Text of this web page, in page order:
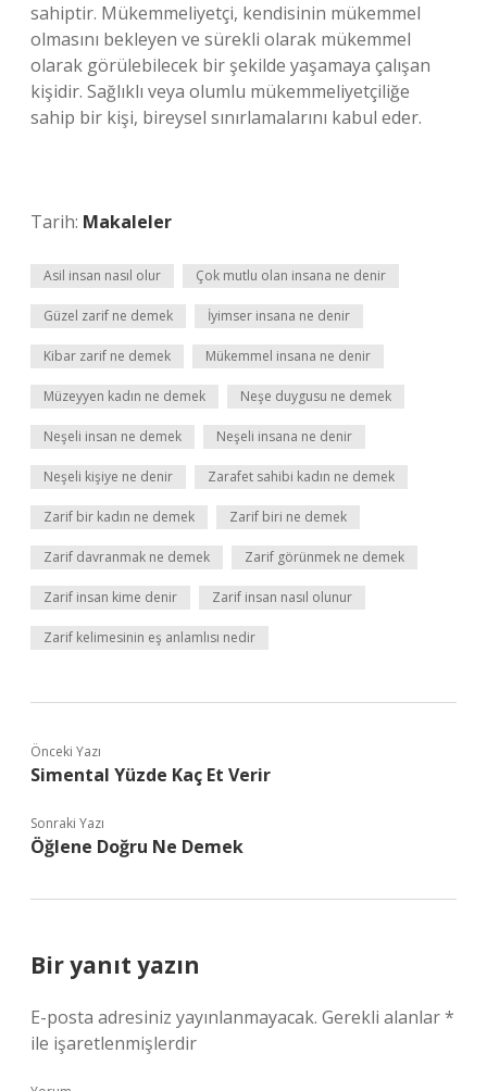
sahiptir. Mükemmeliyetçi, kendisinin mükemmel
olmasını bekleyen ve sürekli olarak mükemmel
olarak görülebilecek bir şekilde yaşamaya çalışan
kişidir. Sağlıklı veya olumlu mükemmeliyetçiliğe
sahip bir kişi, bireysel sınırlamalarını kabul eder.
Tarih: Makaleler
Asil insan nasıl olur Çok mutlu olan insana ne denir
Güzel zarif ne demek İyimser insana ne denir
Kibar zarif ne demek Mükemmel insana ne denir
Müzeyyen kadın ne demek Neşe duygusu ne demek
Neşeli insan ne demek Neşeli insana ne denir
Neşeli kişiye ne denir Zarafet sahibi kadın ne demek
Zarif bir kadın ne demek Zarif biri ne demek
Zarif davranmak ne demek Zarif görünmek ne demek
Zarif insan kime denir Zarif insan nasıl olunur
Zarif kelimesinin eş anlamlısı nedir
Önceki Yazı
Simental Yüzde Kaç Et Verir
Sonraki Yazı
Öğlene Doğru Ne Demek
Bir yanıt yazın
E-posta adresiniz yayınlanmayacak. Gerekli alanlar*
ile işaretlenmişlerdir